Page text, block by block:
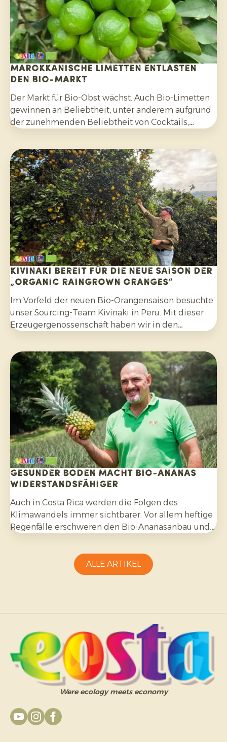
Marokkanische Limetten entlasten
den Bio-Markt
Der Markt für Bio-Obst wächst. Auch Bio-Limetten
gewinnen an Beliebtheit, unter anderem aufgrund
der zunehmenden Beliebtheit von Cocktails,
durch die breitere Verwendung in Salaten, Currys
und anderen Gerichten. Darüber hinaus
entscheiden sich Verbraucher bewusster für
Zitrusfrüchte, die ohne synthetische Pestizide
angebaut und nach der Ernte nicht mit Fungiziden
behandelt wurden.
Kivinaki bereit für die neue Saison der
„Organic Raingrown Oranges“
Im Vorfeld der neuen Bio-Orangensaison besuchte
unser Sourcing-Team Kivinaki in Peru. Mit dieser
Erzeugergenossenschaft haben wir in den
bereiteten wir gemeinsam die kommenden
Monate vor.
Gesunder Boden macht Bio-Ananas
widerstandsfähiger
Auch in Costa Rica werden die Folgen des
Klimawandels immer sichtbarer. Vor allem heftige
Regenfälle erschweren den Bio-Ananasanbau und
ALLE ARTIKEL
Were ecology meets economy